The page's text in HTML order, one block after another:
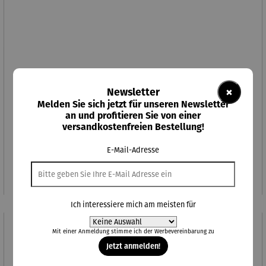
89,10 €Abo-Vorteilspreis
×
Newsletter
Melden Sie sich jetzt für unseren Newsletter
an und profitieren Sie von einer
versandkostenfreien Bestellung!
E-Mail-Adresse
Ich interessiere mich am meisten für
Mit einer Anmeldung stimme ich der Werbevereinbarungzu
Jetzt anmelden!